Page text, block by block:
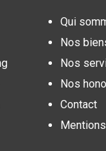
Qui
Nos
Nos
Nos
Contact